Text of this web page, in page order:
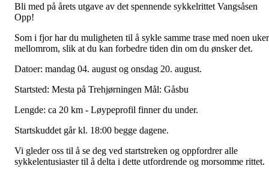
Bli med på årets utgave av det spennende sykkelrittet Vangsåsen
Opp!
Som i fjor har du muligheten til å sykle samme trase med noen
mellomrom, slik at du kan forbedre tiden din om du ønsker det.
Datoer: mandag 04. august og onsdag 20. august.
Startsted: Mesta på Trehjørningen Mål: Gåsbu
Lengde: ca 20 km - Løypeprofil finner du under.
Startskuddet går kl. 18:00 begge dagene.
Vi gleder oss til å se deg ved startstreken og oppfordrer alle
sykkelentusiaster til å delta i dette utfordrende og morsomme rittet.